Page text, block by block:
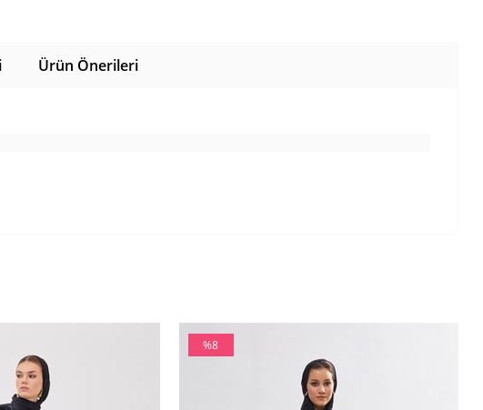
Ürün Önerileri
%8